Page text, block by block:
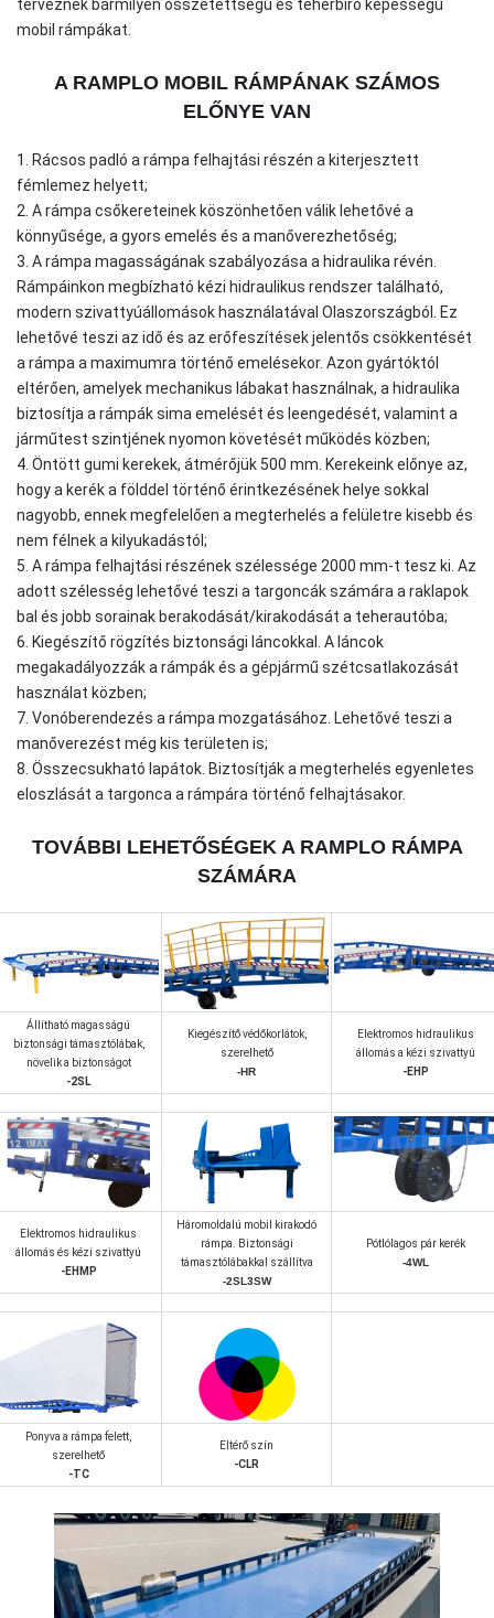
terveznek bármilyen összetettségű és teherbíró képességű
mobil rámpákat.
A RAMPLO MOBIL RÁMPÁNAK SZÁMOS
ELŐNYE VAN
1. Rácsos padló a rámpa felhajtási részén a kiterjesztett
fémlemez helyett;
2. A rámpa csőkereteinek köszönhetően válik lehetővé a
könnyűsége, a gyors emelés és a manőverezhetőség;
3. A rámpa magasságának szabályozása a hidraulika révén.
Rámpáinkon megbízható kézi hidraulikus rendszer található,
modern szivattyúállomások használatával Olaszországból. Ez
lehetővé teszi az idő és az erőfeszítések jelentős csökkentését
a rámpa a maximumra történő emelésekor. Azon gyártóktól
eltérően, amelyek mechanikus lábakat használnak, a hidraulika
biztosítja a rámpák sima emelését és leengedését, valamint a
járműtest szintjének nyomon követését működés közben;
4. Öntött gumi kerekek, átmérőjük 500 mm. Kerekeink előnye az,
hogy a kerék a földdel történő érintkezésének helye sokkal
nagyobb, ennek megfelelően a megterhelés a felületre kisebb és
nem félnek a kilyukadástól;
5. A rámpa felhajtási részének szélessége 2000 mm-t tesz ki. Az
adott szélesség lehetővé teszi a targoncák számára a raklapok
bal és jobb sorainak berakodását/kirakodását a teherautóba;
6. Kiegészítő rögzítés biztonsági láncokkal. A láncok
megakadályozzák a rámpák és a gépjármű szétcsatlakozását
használat közben;
7. Vonóberendezés a rámpa mozgatásához. Lehetővé teszi a
manőverezést még kis területen is;
8. Összecsukható lapátok. Biztosítják a megterhelés egyenletes
eloszlását a targonca a rámpára történő felhajtásakor.
TOVÁBBI LEHETŐSÉGEK A RAMPLO RÁMPA
SZÁMÁRA
Állítható magasságú
biztonsági támasztólábak,
növelik a biztonságot
-2SL
Kiegészítő védőkorlátok,
szerelhető
-HR
Elektromos hidraulikus
állomás a kézi szivattyú
-EHP
Elektromos hidraulikus
állomás és kézi szivattyú
-EHMP
Háromoldalú mobil kirakodó
rámpa. Biztonsági
támasztólábakkal szállítva
-2SL3SW
Pótlólagos pár kerék
-4WL
Ponyva a rámpa felett,
szerelhető
-TC
Eltérő szín
-CLR